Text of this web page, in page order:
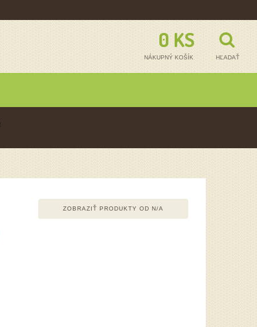
HĽADAŤ
0 KS -
NÁKUPNÝ KOŠÍK
ZOBRAZIŤ PRODUKTY OD N/A